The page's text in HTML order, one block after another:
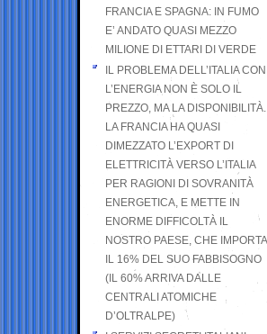
FRANCIA E SPAGNA: IN FUMO
E’ ANDATO QUASI MEZZO
MILIONE DI ETTARI DI VERDE
IL PROBLEMA DELL’ITALIA CON
L’ENERGIA NON È SOLO IL
PREZZO, MA LA DISPONIBILITÀ.
LA FRANCIA HA QUASI
DIMEZZATO L’EXPORT DI
ELETTRICITÀ VERSO L’ITALIA
PER RAGIONI DI SOVRANITÀ
ENERGETICA, E METTE IN
ENORME DIFFICOLTÀ IL
NOSTRO PAESE, CHE IMPORTA
IL 16% DEL SUO FABBISOGNO
(IL 60% ARRIVA DALLE
CENTRALI ATOMICHE
D’OLTRALPE)